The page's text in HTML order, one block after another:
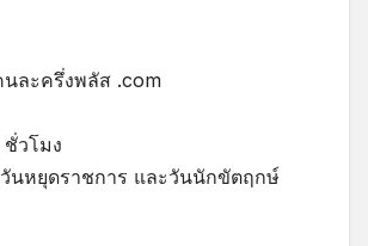
นละครึ่งพลัส .com
วโมง
วันหยุดราชการ และวันนักขัตฤกษ์